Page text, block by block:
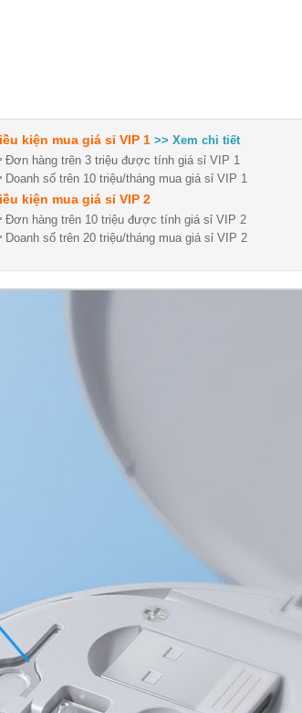
kiện mua giá sỉ VIP 1 >> Xem chi tiết
Đơn hàng trên 3 triệu được tính giá sỉ VIP 1
Doanh số trên 10 triệu/tháng mua giá sỉ VIP 1
kiện mua giá sỉ VIP 2
Đơn hàng trên 10 triệu được tính giá sỉ VIP 2
Doanh số trên 20 triệu/tháng mua giá sỉ VIP 2